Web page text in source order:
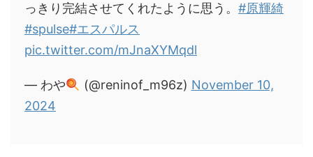
っきり完結させてくれたように思う。 #原輝綺
#spulse#エスパルス
pic.twitter.com/mJnaXYMqdl
— わや (@reninof_m96z) November 10,
2024